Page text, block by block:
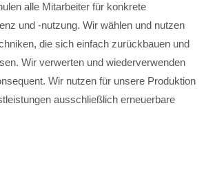
alle Mitarbeiter für konkrete
und -nutzung. Wir wählen und nutzen
die sich einfach zurückbauen und
Wir verwerten und wiederverwenden
Wir nutzen für unsere Produktion
ausschließlich erneuerbare